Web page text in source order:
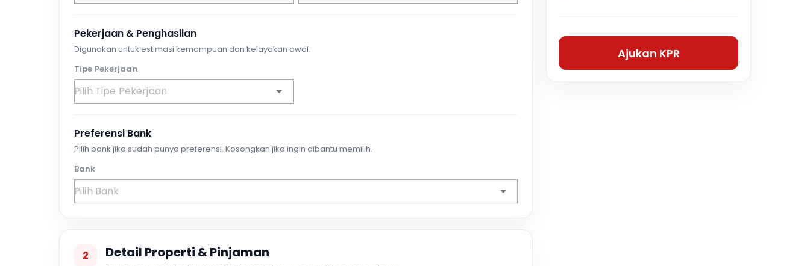
Pekerjaan & Penghasilan
Digunakan untuk estimasi kemampuan dan kelayakan awal.
Tipe Pekerjaan
Preferensi Bank
Pilih bank jika sudah punya preferensi. Kosongkan jika ingin dibantu memilih.
Bank
2 Detail Properti & Pinjaman
Ajukan KPR